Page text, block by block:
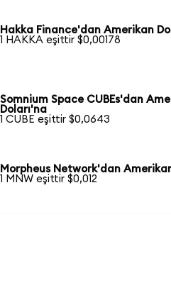
Hakka Finance'dan Amerikan
1 HAKKA eşittir $0,00178
Somnium Space CUBEs'dan
Doları'na
1 CUBE eşittir $0,0643
Morpheus Network'dan
1 MNW eşittir $0,012